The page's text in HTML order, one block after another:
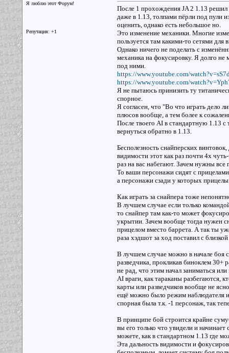
Я люблю этот Форум!
Репутация: +1
После 1 прохождения JA 2 1.13 решил
даже в 1.13, толпами пёрли под пули
оценить, однако есть небольшое но.
Это изменение механики. Многие
пользуется там какими-то сетями
Однако ничего не поделать с
механика на фокусировку. Я долго не
под ними.
https://www.youtube.com/
https://www.youtube.com/
Я не пытаюсь принизить ту
спорное.
Я согласен, что "Во что играть дело
плюсов вообще, а тем более к
После твоего AI в стандартную 1.13
вернуться обратно в 1.13.
Бесполезность снайперских
видимости этот как раз почти 4x
раз на вас набегают. Зачем нужны
То ваши персонажи сидят с
а персонажи сзади у которых
Как играть за снайпера тоже
В лучшем случае если только
то снайпер там как-то может
укрытии. Зачем вообще тогда нужен
прицелом вместо баррета. А так ты
раза хэдшот за ход поставил с
В лучшем случае можно в начале боя
разведчика, прокликав биноклем 30+
не рад, что этим начал заниматься
AI враги, как тараканы разбегаются,
карты или разведчиков вообще не
ещё можно было режим наблюдателя
спорная была т.к. -1 персонаж, так
В принципе бой строится крайне
вы его только что увидели и
можете, как в стандартном 1.13 где
Эта дальность видимости и